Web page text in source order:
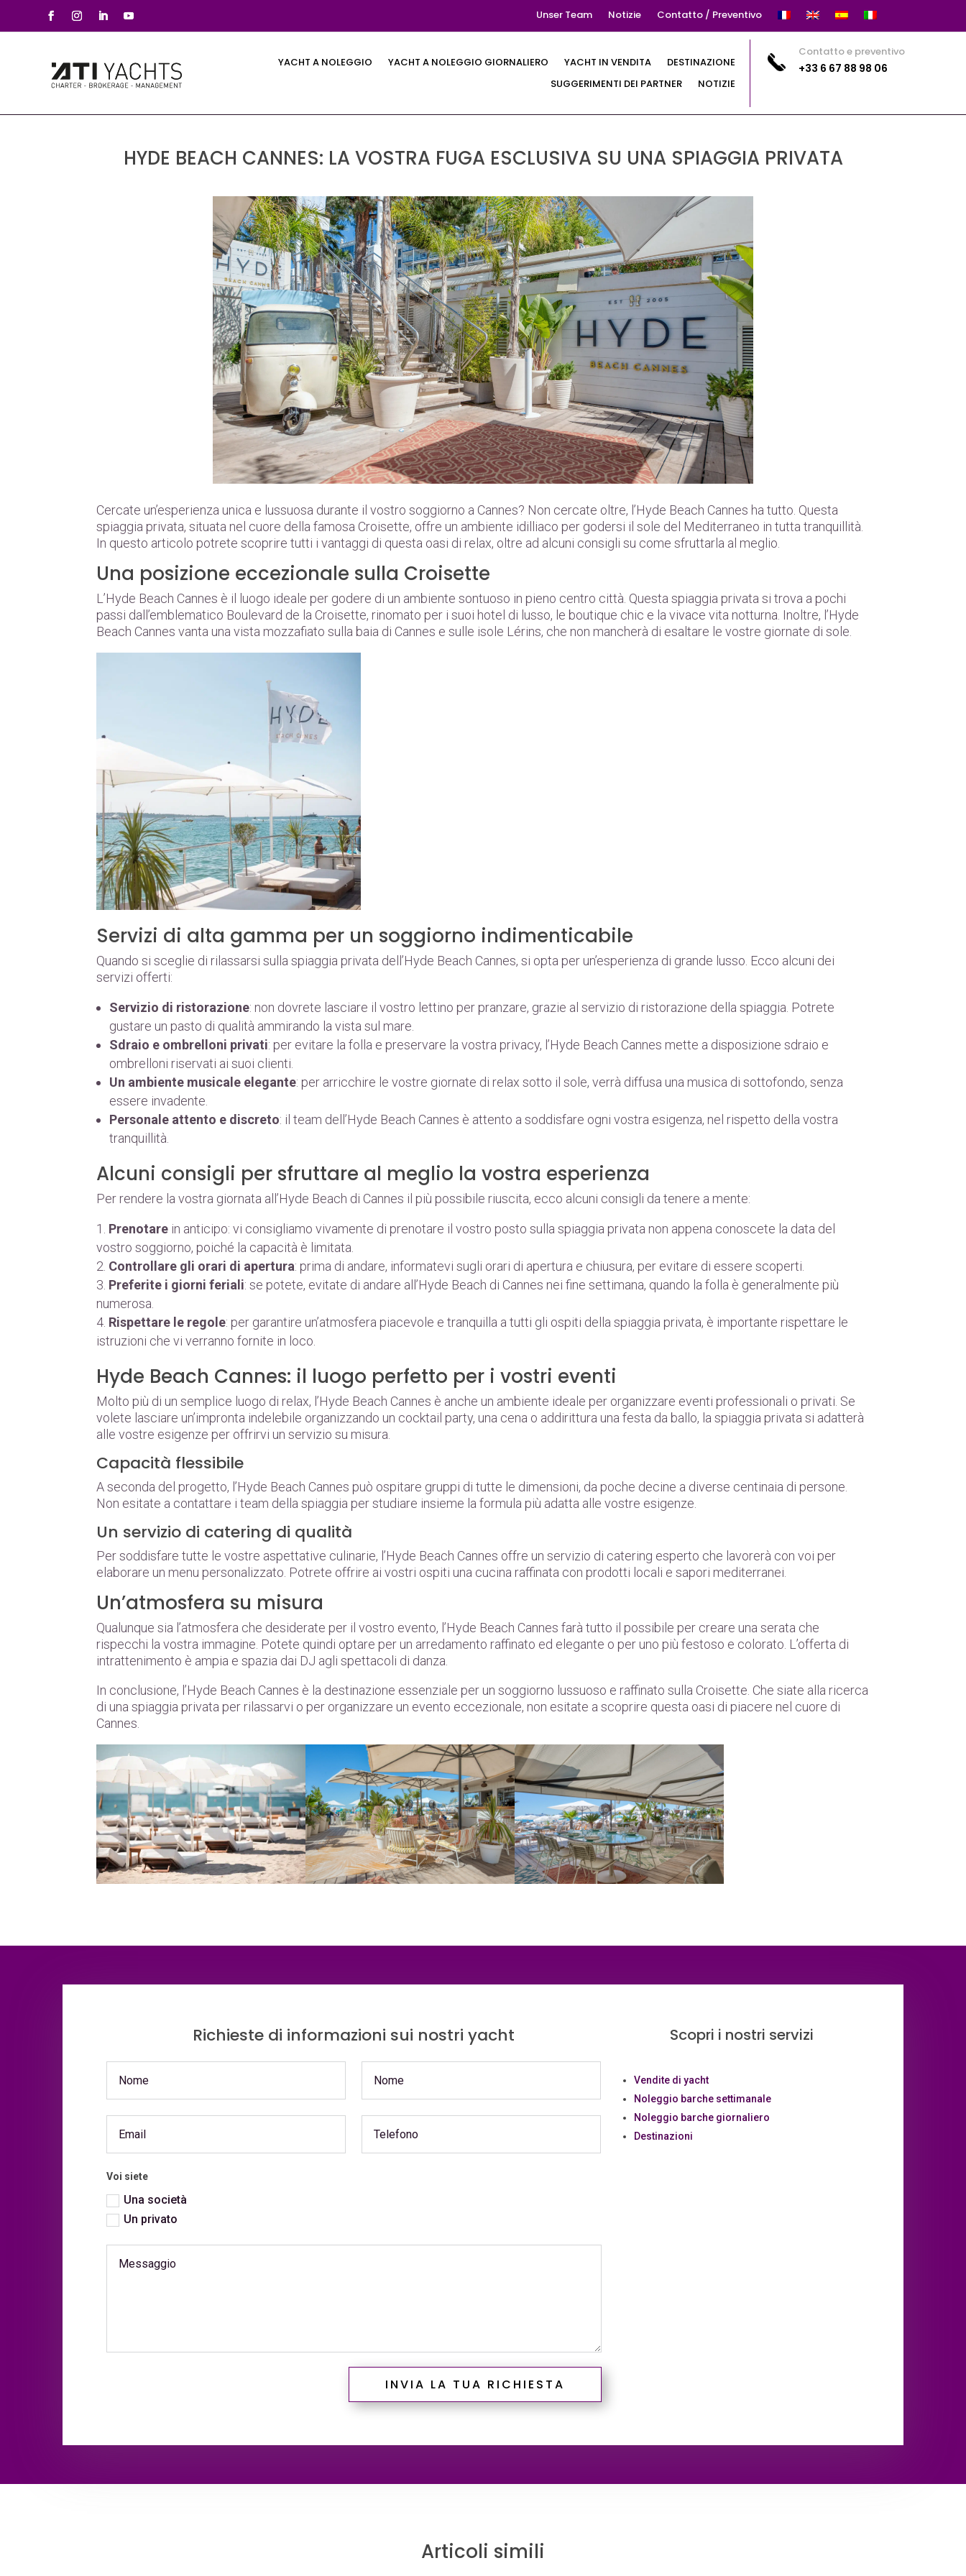
Unser Team Notizie Contatto / Preventivo
YACHT A NOLEGGIO YACHT A NOLEGGIO GIORNALIERO YACHT IN VENDITA
DESTINAZIONE
SUGGERIMENTI DEI PARTNER
NOTIZIE
Contatto e preventivo
+33 6 67 88 98 06
HYDE BEACH CANNES: LA VOSTRA FUGA ESCLUSIVA SU UNA SPIAGGIA PRIVATA
Cercate un’esperienza unica e lussuosa durante il vostro soggiorno a Cannes? Non cercate oltre, l’Hyde Beach Cannes ha tutto. Questa
spiaggia privata, situata nel cuore della famosa Croisette, offre un ambiente idilliaco per godersi il sole del Mediterraneo in tutta tranquillità.
In questo articolo potrete scoprire tutti i vantaggi di questa oasi di relax, oltre ad alcuni consigli su come sfruttarla al meglio.
Una posizione eccezionale sulla Croisette
L’Hyde Beach Cannes è il luogo ideale per godere di un ambiente sontuoso in pieno centro città. Questa spiaggia privata si trova a pochi
passi dall’emblematico Boulevard de la Croisette, rinomato per i suoi hotel di lusso, le boutique chic e la vivace vita notturna. Inoltre, l’Hyde
Beach Cannes vanta una vista mozzafiato sulla baia di Cannes e sulle isole Lérins, che non mancherà di esaltare le vostre giornate di sole.
Servizi di alta gamma per un soggiorno indimenticabile
Quando si sceglie di rilassarsi sulla spiaggia privata dell’Hyde Beach Cannes, si opta per un’esperienza di grande lusso. Ecco alcuni dei
servizi offerti:
Servizio di ristorazione: non dovrete lasciare il vostro lettino per pranzare, grazie al servizio di ristorazione della spiaggia. Potrete
gustare un pasto di qualità ammirando la vista sul mare.
Sdraio e ombrelloni privati: per evitare la folla e preservare la vostra privacy, l’Hyde Beach Cannes mette a disposizione sdraio e
ombrelloni riservati ai suoi clienti.
Un ambiente musicale elegante: per arricchire le vostre giornate di relax sotto il sole, verrà diffusa una musica di sottofondo, senza
essere invadente.
Personale attento e discreto: il team dell’Hyde Beach Cannes è attento a soddisfare ogni vostra esigenza, nel rispetto della vostra
tranquillità.
Alcuni consigli per sfruttare al meglio la vostra esperienza
Per rendere la vostra giornata all’Hyde Beach di Cannes il più possibile riuscita, ecco alcuni consigli da tenere a mente:
Prenotare in anticipo: vi consigliamo vivamente di prenotare il vostro posto sulla spiaggia privata non appena conoscete la data del
vostro soggiorno, poiché la capacità è limitata.
Controllare gli orari di apertura: prima di andare, informatevi sugli orari di apertura e chiusura, per evitare di essere scoperti.
Preferite i giorni feriali: se potete, evitate di andare all’Hyde Beach di Cannes nei fine settimana, quando la folla è generalmente più
numerosa.
Rispettare le regole: per garantire un’atmosfera piacevole e tranquilla a tutti gli ospiti della spiaggia privata, è importante rispettare le
istruzioni che vi verranno fornite in loco.
Hyde Beach Cannes: il luogo perfetto per i vostri eventi
Molto più di un semplice luogo di relax, l’Hyde Beach Cannes è anche un ambiente ideale per organizzare eventi professionali o privati. Se
volete lasciare un’impronta indelebile organizzando un cocktail party, una cena o addirittura una festa da ballo, la spiaggia privata si adatterà
alle vostre esigenze per offrirvi un servizio su misura.
Capacità flessibile
A seconda del progetto, l’Hyde Beach Cannes può ospitare gruppi di tutte le dimensioni, da poche decine a diverse centinaia di persone.
Non esitate a contattare i team della spiaggia per studiare insieme la formula più adatta alle vostre esigenze.
Un servizio di catering di qualità
Per soddisfare tutte le vostre aspettative culinarie, l’Hyde Beach Cannes offre un servizio di catering esperto che lavorerà con voi per
elaborare un menu personalizzato. Potrete offrire ai vostri ospiti una cucina raffinata con prodotti locali e sapori mediterranei.
Un’atmosfera su misura
Qualunque sia l’atmosfera che desiderate per il vostro evento, l’Hyde Beach Cannes farà tutto il possibile per creare una serata che
rispecchi la vostra immagine. Potete quindi optare per un arredamento raffinato ed elegante o per uno più festoso e colorato. L’offerta di
intrattenimento è ampia e spazia dai DJ agli spettacoli di danza.
In conclusione, l’Hyde Beach Cannes è la destinazione essenziale per un soggiorno lussuoso e raffinato sulla Croisette. Che siate alla ricerca
di una spiaggia privata per rilassarvi o per organizzare un evento eccezionale, non esitate a scoprire questa oasi di piacere nel cuore di
Cannes.
Richieste di informazioni sui nostri yacht
Voi siete
Una società
Un privato
INVIA LA TUA RICHIESTA
Scopri i nostri servizi
Vendite di yacht
Noleggio barche settimanale
Noleggio barche giornaliero
Destinazioni
Articoli simili